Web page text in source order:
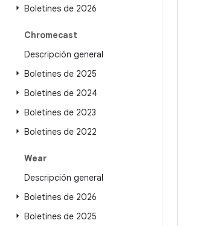
Boletines de 2026
Chromecast
Descripción general
Boletines de 2025
Boletines de 2024
Boletines de 2023
Boletines de 2022
Wear
Descripción general
Boletines de 2026
Boletines de 2025